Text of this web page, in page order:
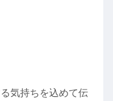
気持ちを込めて伝